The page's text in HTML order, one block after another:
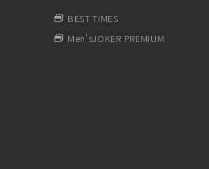
BEST TiMES
Men'sJOKER PREMIUM